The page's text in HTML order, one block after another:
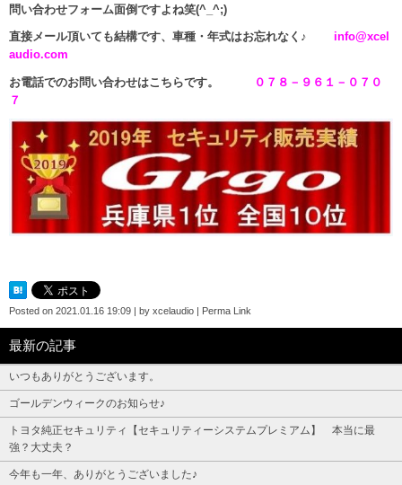
問い合わせフォーム面倒ですよね笑(^_^;)
直接メール頂いても結構です、車種・年式はお忘れなく♪ info@xcel
audio.com
お電話でのお問い合わせはこちらです。
０７８－９６１－０７０
７
Posted on 2021.01.16 19:09 by xcelaudio Perma Link
最新の記事
いつもありがとうございます。
ゴールデンウィークのお知らせ♪
トヨタ純正セキュリティ【セキュリティーシステムプレミアム】 本当に最
強？大丈夫？
今年も一年、ありがとうございました♪